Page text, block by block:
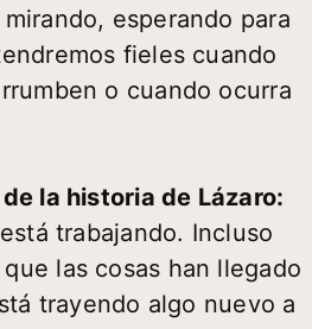
esperando para
fieles cuando
o cuando ocurra
la historia de Lázaro:
trabajando. Incluso
las cosas han llegado
trayendo algo nuevo a